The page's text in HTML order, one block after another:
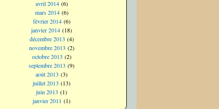
avril 2014(6)
mars 2014(6)
février 2014(6)
janvier 2014 (18)
décembre 2013 (4)
novembre 2013 (2)
octobre 2013 (2)
septembre 2013 (9)
août 2013 (3)
juillet 2013 (13)
juin 2013 (1)
janvier 2011 (1)